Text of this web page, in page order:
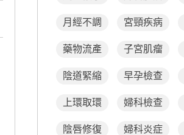
月經不調 宮頸疾病
藥物流產 子宮肌瘤
陰道緊縮 早孕檢查
上環取環 婦科檢查
陰唇修復 婦科炎症